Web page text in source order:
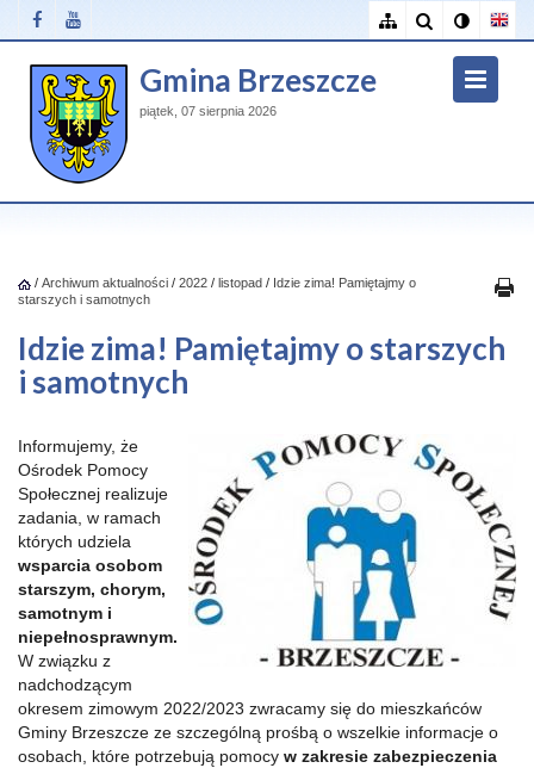
Gmina Brzeszcze
piątek, 07 sierpnia 2026
/ Archiwum aktualności / 2022 / listopad / Idzie zima! Pamiętajmy o
starszych i samotnych
Idzie zima! Pamiętajmy o starszych
i samotnych
Informujemy, że
Ośrodek Pomocy
Społecznej realizuje
zadania, w ramach
których udziela
wsparcia osobom
starszym, chorym,
samotnym i
niepełnosprawnym.
W związku z
nadchodzącym
okresem zimowym 2022/2023 zwracamy się do mieszkańców
Gminy Brzeszcze ze szczególną prośbą o wszelkie informacje o
osobach, które potrzebują pomocy w zakresie zabezpieczenia